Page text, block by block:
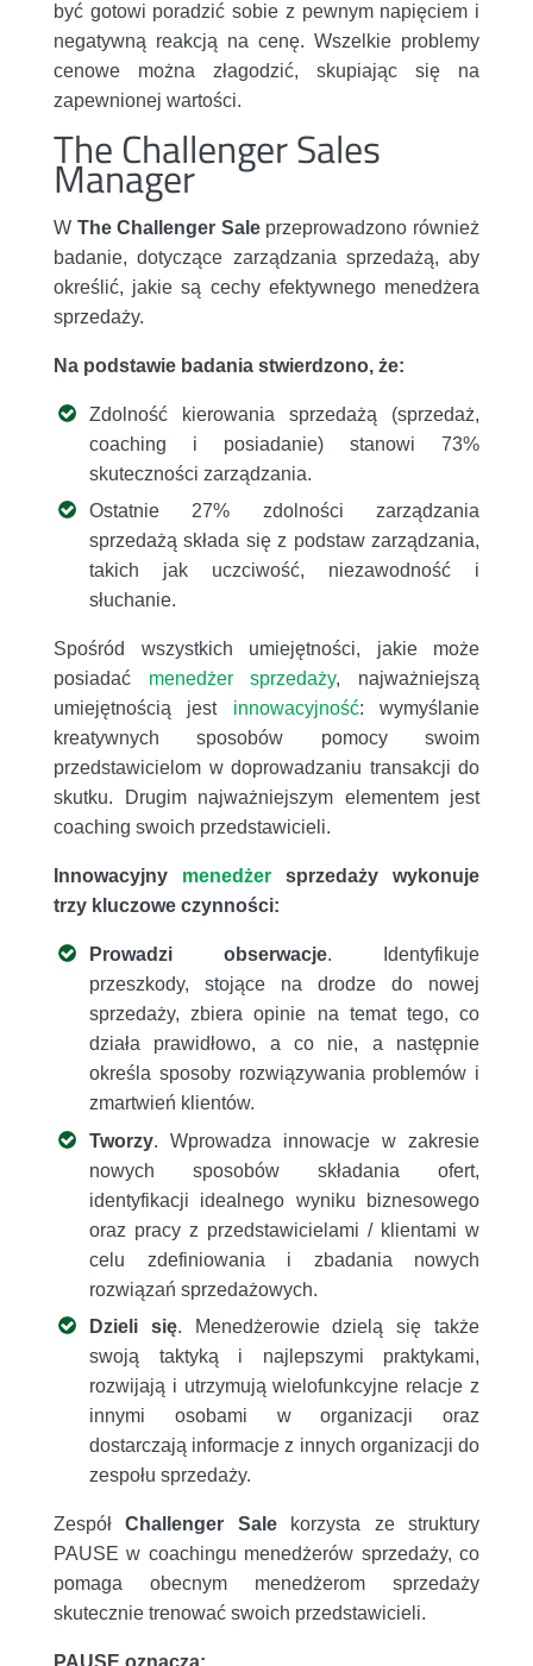
być gotowi poradzić sobie z pewnym napięciem i
negatywną reakcją na cenę. Wszelkie problemy
cenowe można złagodzić, skupiając się na
zapewnionej wartości.
The Challenger Sales
Manager
W The Challenger Saleprzeprowadzono również
badanie, dotyczące zarządzania sprzedażą, aby
określić, jakie są cechy efektywnego menedżera
sprzedaży.
Na podstawie badania stwierdzono, że:
Zdolność kierowania sprzedażą (sprzedaż,
coaching i posiadanie) stanowi 73%
skuteczności zarządzania.
Ostatnie 27% zdolności zarządzania
sprzedażą składa się z podstaw zarządzania,
takich jak uczciwość, niezawodność i
słuchanie.
Spośród wszystkich umiejętności, jakie może
posiadać menedżer sprzedaży, najważniejszą
umiejętnością jest innowacyjność: wymyślanie
kreatywnych sposobów pomocy swoim
przedstawicielom w doprowadzaniu transakcji do
skutku. Drugim najważniejszym elementem jest
coaching swoich przedstawicieli.
Innowacyjny menedżer sprzedaży wykonuje
trzy kluczowe czynności:
Prowadzi obserwacje. Identyfikuje
przeszkody, stojące na drodze do nowej
sprzedaży, zbiera opinie na temat tego, co
działa prawidłowo, a co nie, a następnie
określa sposoby rozwiązywania problemów i
zmartwień klientów.
Tworzy. Wprowadza innowacje w zakresie
nowych sposobów składania ofert,
identyfikacji idealnego wyniku biznesowego
oraz pracy z przedstawicielami / klientami w
celu zdefiniowania i zbadania nowych
rozwiązań sprzedażowych.
Dzieli się. Menedżerowie dzielą się także
swoją taktyką i najlepszymi praktykami,
rozwijają i utrzymują wielofunkcyjne relacje z
innymi osobami w organizacji oraz
dostarczają informacje z innych organizacji do
zespołu sprzedaży.
ZespółChallenger Salekorzysta ze struktury
PAUSE w coachingu menedżerów sprzedaży, co
pomaga obecnym menedżerom sprzedaży
skutecznie trenować swoich przedstawicieli.